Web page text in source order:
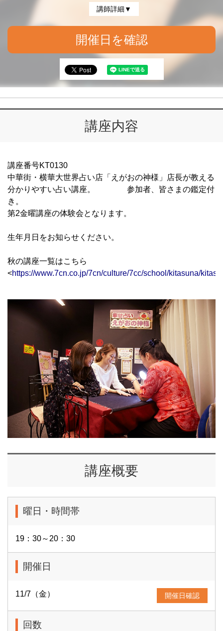
講師詳細▼
開催日を確認
講座内容
講座番号KT0130
中華街・横華大世界占い店「えがおの神様」店長が教える
分かりやすい占い講座。 参加者、皆さまの鑑定付
き。
第2金曜講座の体験会となります。
生年月日をお知らせください。
秋の講座一覧はこちら
<https://www.7cn.co.jp/7cn/culture/7cc/school/kitasuna/
講座概要
曜日・時間帯
19：30～20：30
開催日
11/7（金） 開催日確認
回数